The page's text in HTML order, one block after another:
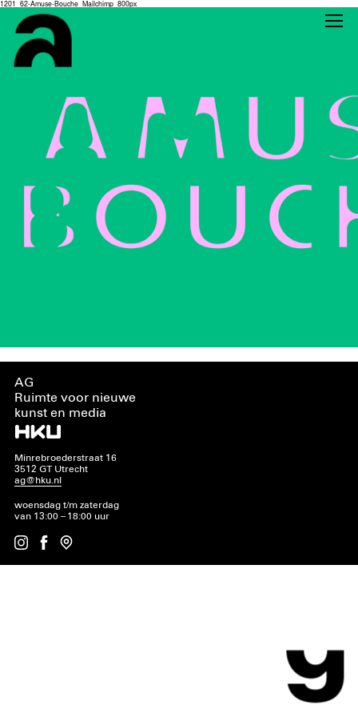
1201_62-Amuse-Bouche_Mailchimp_800px
AG
Ruimte voor nieuwe
kunst en media
Minrebroederstraat 16
3512 GT Utrecht
ag@hku.nl
woensdag t/m zaterdag
van 13:00 – 18:00 uur